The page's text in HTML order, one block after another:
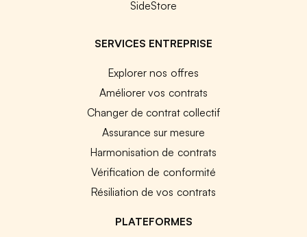
SideStore
SERVICES ENTREPRISE
Explorer nos offres
Améliorer vos contrats
Changer de contrat collectif
Assurance sur mesure
Harmonisation de contrats
Vérification de conformité
Résiliation de vos contrats
PLATEFORMES